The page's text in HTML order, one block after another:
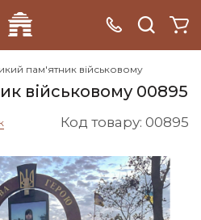
пам'ятник військовому
військовому 00895
Код товару: 00895